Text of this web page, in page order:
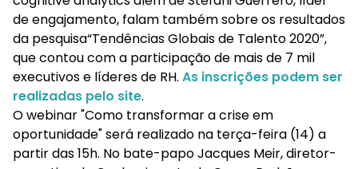
de engajamento, falam também sobre os resultados
da pesquisa“Tendências Globais de Talento 2020”,
que contou com a participação de mais de 7 mil
executivos e líderes de RH. As inscrições podem ser
realizadas pelo site.
O webinar "Como transformar a crise em
oportunidade" será realizado na terça-feira (14) a
partir das 15h. No bate-papo Jacques Meir, diretor-